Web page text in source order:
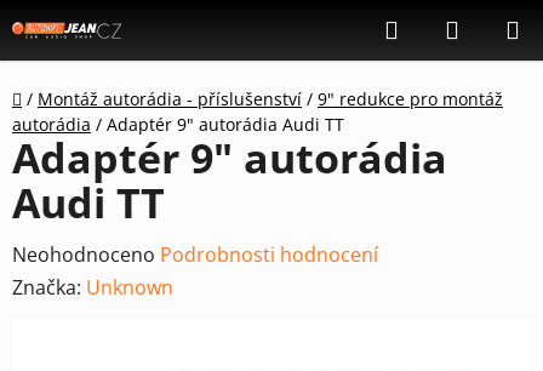
na
obsah
Hledat
KOŠÍK
Domů
/ Montáž autorádia - příslušenství / 9" redukce pro montáž
autorádia / Adaptér 9" autorádia Audi TT
Adaptér 9" autorádia
Audi TT
Průměrné
hodnocení
Neohodnoceno Podrobnosti hodnocení
Značka: Unknown